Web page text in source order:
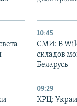
10:45
СМИ: В
складов
Беларусь
09:29
КРЦ: